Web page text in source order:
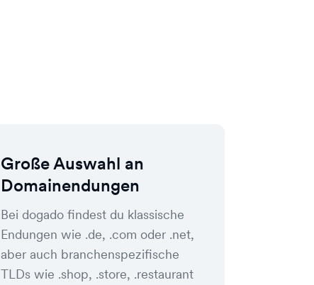
Große Auswahl an
Domainendungen
Bei dogado findest du klassische
Endungen wie .de, .com oder .net,
aber auch branchenspezifische
TLDs wie .shop, .store, .restaurant